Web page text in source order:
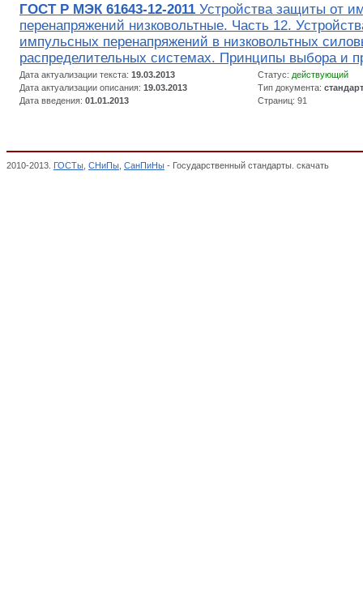
ГОСТ Р МЭК 61643-12-2011 Устройства защиты от
перенапряжений низковольтные. Часть 12.
импульсных перенапряжений в низковольтных
распределительных системах. Принципы выбора и
Дата актуализации текста: 19.03.2013 Статус: действующий
Дата актуализации описания: 19.03.2013 Тип документа: стандарт
Дата введения: 01.01.2013 Страниц: 91
2010-2013. ГОСТы СНиПы СанПиНы - Государственный стандарты. скачать